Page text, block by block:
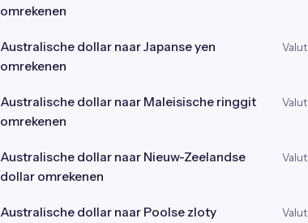
omrekenen
Australische dollar naar Japanse yen
omrekenen
Australische dollar naar Maleisische ringgit
omrekenen
Australische dollar naar Nieuw-Zeelandse
dollar omrekenen
Australische dollar naar Poolse zloty